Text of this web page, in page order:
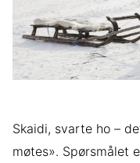
Skaidi, svarte ho –
møtes». Spørsmålet